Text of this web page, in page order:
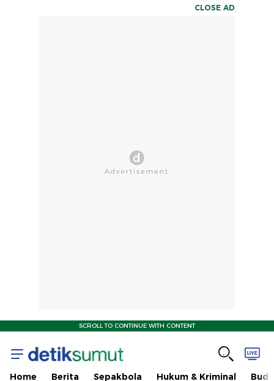
CLOSE AD
SCROLL TO CONTINUE WITH CONTENT
Home Berita Sepakbola Hukum & Kriminal